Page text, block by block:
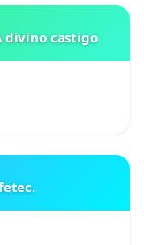
divino castigo